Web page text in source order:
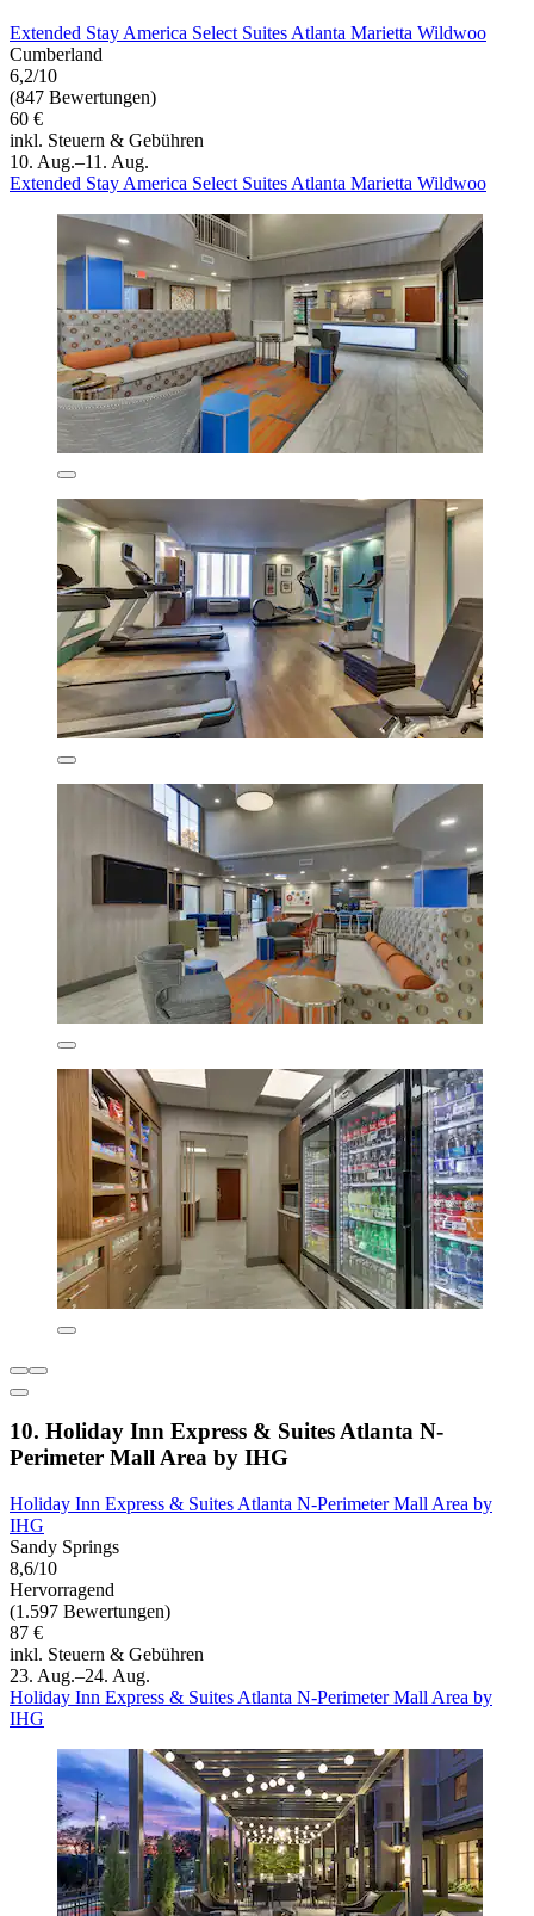
Extended Stay America Select Suites Atlanta Marietta Wildwoo
Cumberland
6,2/10
(847 Bewertungen)
60 €
inkl. Steuern & Gebühren
10. Aug.–11. Aug.
Extended Stay America Select Suites Atlanta Marietta Wildwoo
10. Holiday Inn Express & Suites Atlanta N-
Perimeter Mall Area by IHG
Holiday Inn Express & Suites Atlanta N-Perimeter Mall Area by
IHG
Sandy Springs
8,6/10
Hervorragend
(1.597 Bewertungen)
87 €
inkl. Steuern & Gebühren
23. Aug.–24. Aug.
Holiday Inn Express & Suites Atlanta N-Perimeter Mall Area by
IHG